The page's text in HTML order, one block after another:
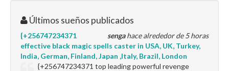
Últimos sueños publicados
sengahace alrededor de 5 horas
{+256747234371
effective black magic spells caster in USA, UK, Turkey,
India, German, Finland, Japan ,Italy, Brazil, London
{+256747234371 top leading powerful revenge